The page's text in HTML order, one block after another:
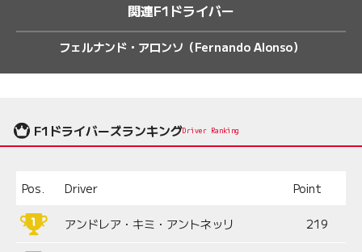
関連F1ドライバー
フェルナンド・アロンソ（Fernando Alonso）
F1ドライバーズランキングDriver Ranking
Pos. Driver Point
アンドレア・キミ・アントネッリ 219